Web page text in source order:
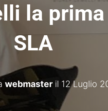
la
SLA
webmasteril 12 Luglio